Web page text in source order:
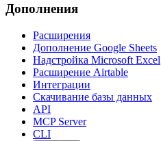
Дополнения
Расширения
Дополнение Google Sheets
Надстройка Microsoft Excel
Расширение Airtable
Интеграции
Скачивание базы данных
API
MCP Server
CLI